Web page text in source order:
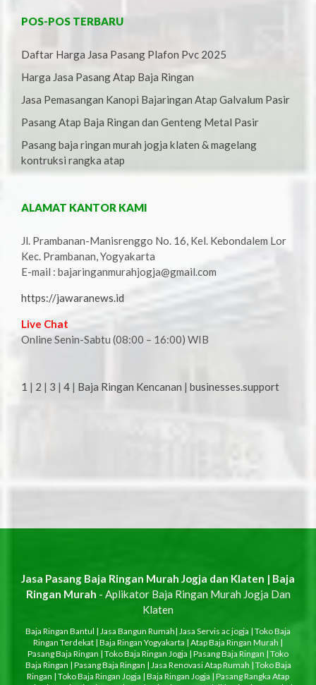
POS-POS TERBARU
Daftar Harga Jasa Pasang Plafon Pvc 2025
Harga Jasa Pasang Atap Baja Ringan
Jasa Pemasangan Kanopi Bajaringan Atap Galvalum Pasir
Pasang Atap Baja Ringan dan Genteng Metal Pasir
Pasang baja ringan murah jogja klaten & magelang
kontruksi rangka atap
ALAMAT KANTOR KAMI
Jl. Prambanan-Manisrenggo No. 16, Kel. Kebondalem Lor
Kec. Prambanan, Yogyakarta
E-mail : bajaringanmurahjogja@gmail.com
https://jawaranews.id
Live Chat
Online Senin-Sabtu (08:00 – 16:00) WIB
1 | 2 | 3 | 4 | Baja Ringan Kencanan | businesses.support
Jasa Pasang Baja Ringan Murah Jogja dan Klaten | Baja
Ringan Murah - Aplikator Baja Ringan Murah Jogja Dan
Klaten
Baja Ringan Bantul | Jasa Bangun Rumah| Jasa Servis ac jogja | Toko Baja
Ringan Terdekat | Baja Ringan Yogyakarta | Atap Baja Ringan Murah |
Pasang Baja Ringan | Toko Baja Ringan Jogja | Pasang Baja Ringan | Toko
Baja Ringan | Pasang Baja Ringan | Jasa Renovasi Atap Rumah | Toko Baja
Ringan | Toko Baja Ringan Jogja | Baja Ringan Jogja | Pasang Rangka Atap